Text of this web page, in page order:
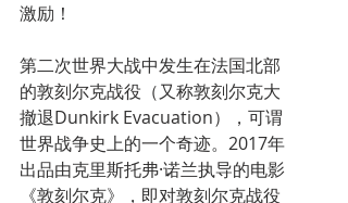
激励！
第二次世界大战中发生在法国北部
的敦刻尔克战役（又称敦刻尔克大
撤退Dunkirk Evacuation），可谓
世界战争史上的一个奇迹。2017年
出品由克里斯托弗·诺兰执导的电影
《敦刻尔克》，即对敦刻尔克战役